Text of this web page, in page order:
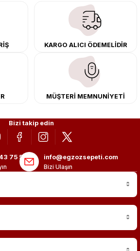
body kit uygulamalarıyla aracınızın
üst seviyeye taşıyabilirsiniz.
ve uzun ömürlüdür. İstanbul’daki montaj
montaj yapıyor, Türkiye’nin her yerine güvenli
Aracınıza değer katmak için doğru
KARGO ALICI ÖDEMELİDİR
MÜŞTERİ MEMNUNİYETİ
Bizi takip edin
75 56
info@egzozsepeti.com
Bizi Ulaşın